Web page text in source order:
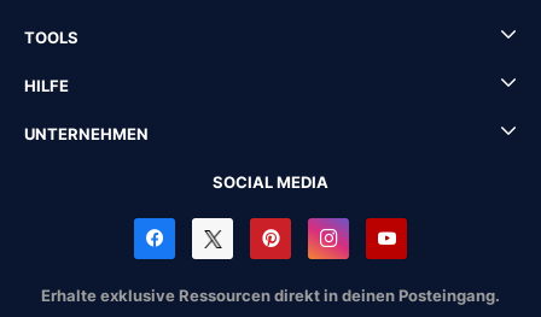
TOOLS
HILFE
UNTERNEHMEN
SOCIAL MEDIA
Erhalte exklusive Ressourcen direkt in deinen Posteingang.